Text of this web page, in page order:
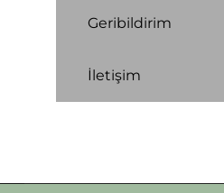
Geribildirim
İletişim